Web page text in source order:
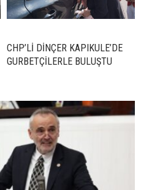
CHP’Lİ DİNÇER KAPIKULE’DE
GURBETÇİLERLE BULUŞTU